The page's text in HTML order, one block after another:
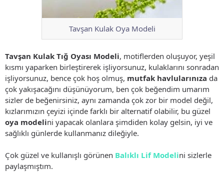
Tavşan Kulak Oya Modeli
Tavşan Kulak Tığ Oyası Modeli, motiflerden oluşuyor, yeşil
kısmı yaparken birleştirerek işliyorsunuz, kulaklarını sonradan
işliyorsunuz, bence çok hoş olmuş, mutfak havlularınıza da
çok yakışacağını düşünüyorum, ben çok beğendim umarım
sizler de beğenirsiniz, aynı zamanda çok zor bir model değil,
kızlarımızın çeyizi içinde farklı bir alternatif olabilir, bu güzel
oya modelini yapacak olanlara şimdiden kolay gelsin, iyi ve
sağlıklı günlerde kullanmanız dileğiyle.
Çok güzel ve kullanışlı görünen Balıklı Lif Modelini sizlerle
paylaşmıştım.